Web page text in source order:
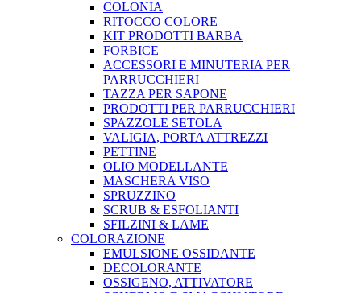
COLONIA
RITOCCO COLORE
KIT PRODOTTI BARBA
FORBICE
ACCESSORI E MINUTERIA PER
PARRUCCHIERI
TAZZA PER SAPONE
PRODOTTI PER PARRUCCHIERI
SPAZZOLE SETOLA
VALIGIA, PORTA ATTREZZI
PETTINE
OLIO MODELLANTE
MASCHERA VISO
SPRUZZINO
SCRUB & ESFOLIANTI
SFILZINI & LAME
COLORAZIONE
EMULSIONE OSSIDANTE
DECOLORANTE
OSSIGENO, ATTIVATORE